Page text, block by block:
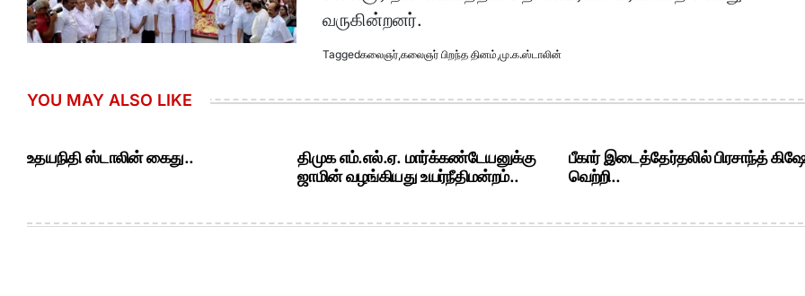
வருகின்றனர்.
Taggedகலைஞர்,கலைஞர் பிறந்த தினம்,மு.க.ஸ்டாலின்
YOU MAY ALSO LIKE
உதயநிதி ஸ்டாலின் கைது..
திமுக எம்.எல்.ஏ. மார்க்கண்டேயனுக்கு
ஜாமின் வழங்கியது உயர்நீதிமன்றம்..
பீகார் இடைத்தேர்தலில் பிரசாந்த்
வெற்றி..